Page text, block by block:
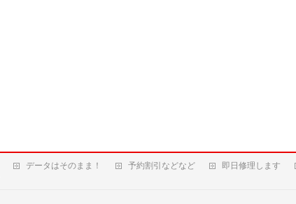
データはそのまま！ 予約割引などなど 即日修理します